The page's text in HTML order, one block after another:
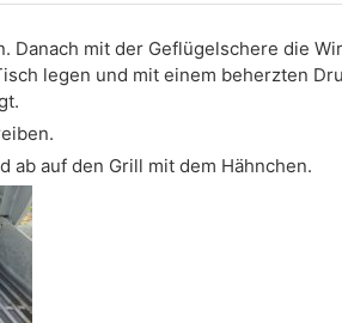
Danach mit der Geflügelschere die
legen und mit einem beherzten
ab auf den Grill mit dem Hähnchen.